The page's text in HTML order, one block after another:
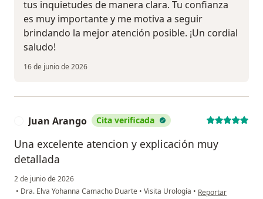
tus inquietudes de manera clara. Tu confianza
es muy importante y me motiva a seguir
brindando la mejor atención posible. ¡Un cordial
saludo!
16 de junio de 2026
Juan Arango Cita verificada
Una excelente atencion y explicación muy
detallada
2 de junio de 2026
• Dra. Elva Yohanna Camacho Duarte • Visita Urología • en opinión del
Reportar